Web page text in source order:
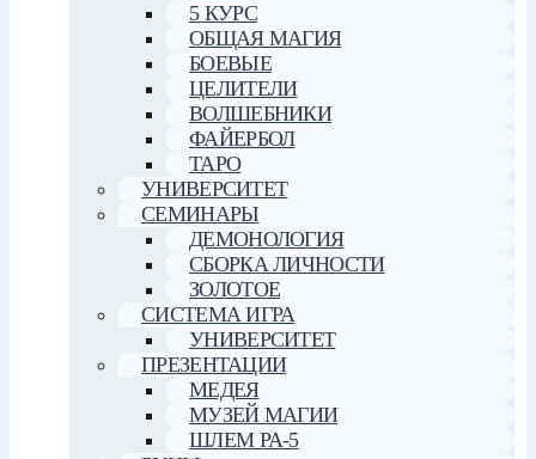
5 КУРС
ОБЩАЯ МАГИЯ
БОЕВЫЕ
ЦЕЛИТЕЛИ
ВОЛШЕБНИКИ
ФАЙЕРБОЛ
ТАРО
УНИВЕРСИТЕТ
СЕМИНАРЫ
ДЕМОНОЛОГИЯ
СБОРКА ЛИЧНОСТИ
ЗОЛОТОЕ
СИСТЕМА ИГРА
УНИВЕРСИТЕТ
ПРЕЗЕНТАЦИИ
МЕДЕЯ
МУЗЕЙ МАГИИ
ШЛЕМ РА-5